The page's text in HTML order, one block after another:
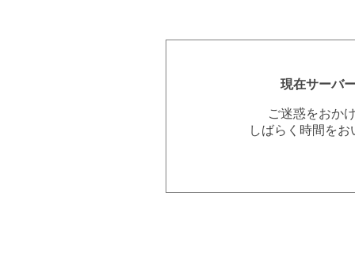
現在サーバ
ご迷惑をおか
しばらく時間を